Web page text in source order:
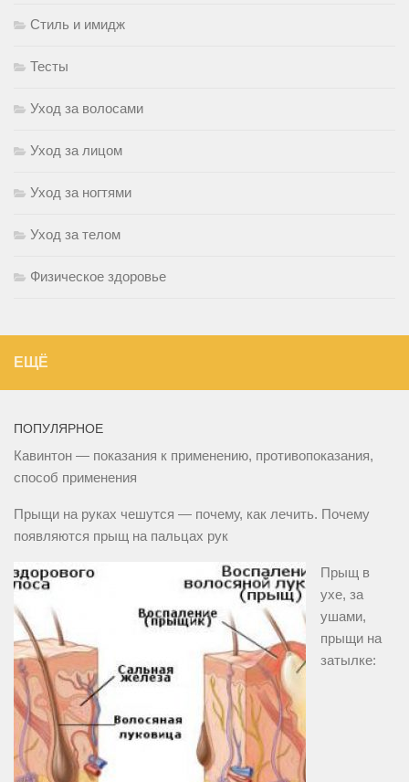
Стиль и имидж
Тесты
Уход за волосами
Уход за лицом
Уход за ногтями
Уход за телом
Физическое здоровье
ЕЩЁ
ПОПУЛЯРНОЕ
Кавинтон — показания к применению, противопоказания,
способ применения
Прыщи на руках чешутся — почему, как лечить. Почему
появляются прыщ на пальцах рук
Прыщ в
ухе, за
ушами,
прыщи на
затылке: